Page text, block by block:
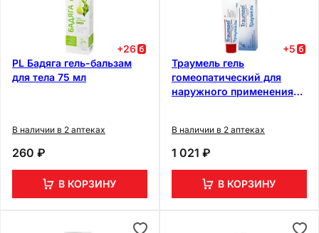
+26
PL Бадяга гель-бальзам
для тела 75 мл
В наличии в 2 аптеках
260 ₽
В КОРЗИНУ
+5
Траумель гель
гомеопатический для
наружного применения
В наличии в 2 аптеках
1 021 ₽
В КОРЗИНУ